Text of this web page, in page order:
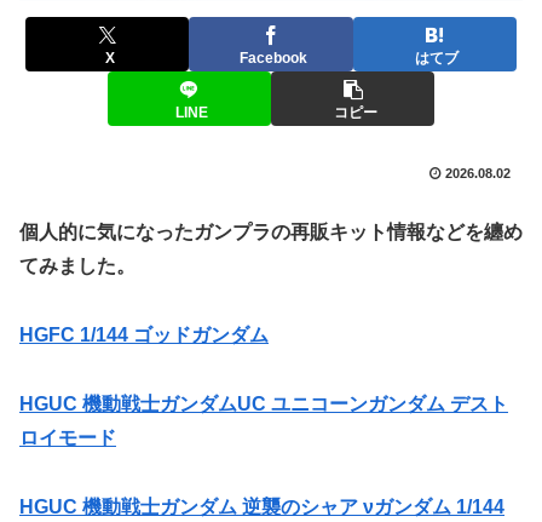
X Facebook はてブ
LINE コピー
2026.08.02
個人的に気になったガンプラの再販キット情報などを纏め
てみました。
HGFC 1/144 ゴッドガンダム
HGUC 機動戦士ガンダムUC ユニコーンガンダム デスト
ロイモード
HGUC 機動戦士ガンダム 逆襲のシャア νガンダム 1/144